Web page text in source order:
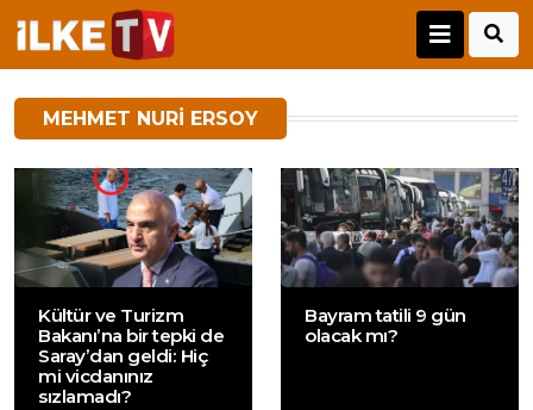
MEHMET NURI ERSOY
Kültür ve Turizm
Bakanı’na bir tepki de
Saray’dan geldi: Hiç
mi vicdanınız
sızlamadı?
Bayram tatili 9 gün
olacak mı?